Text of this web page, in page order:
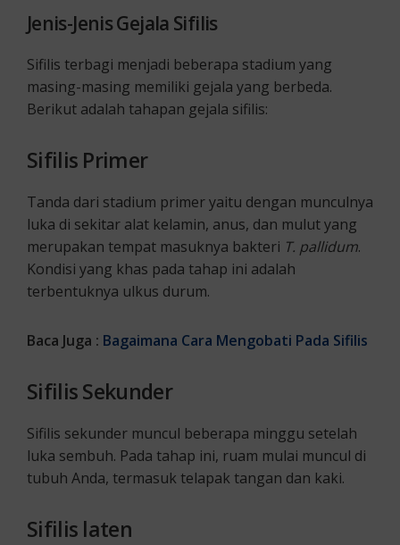
Jenis-Jenis Gejala Sifilis
Sifilis terbagi menjadi beberapa stadium yang
masing-masing memiliki gejala yang berbeda.
Berikut adalah tahapan gejala sifilis:
Sifilis Primer
Tanda dari stadium primer yaitu dengan munculnya
luka di sekitar alat kelamin, anus, dan mulut yang
merupakan tempat masuknya bakteri T. pallidum.
Kondisi yang khas pada tahap ini adalah
terbentuknya ulkus durum.
Baca Juga : Bagaimana Cara Mengobati Pada Sifilis
Sifilis Sekunder
Sifilis sekunder muncul beberapa minggu setelah
luka sembuh. Pada tahap ini, ruam mulai muncul di
tubuh Anda, termasuk telapak tangan dan kaki.
Sifilis laten